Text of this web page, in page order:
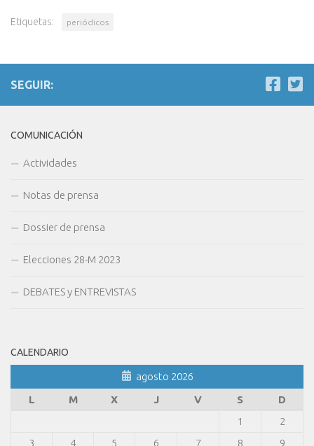
Etiquetas: periódicos
SEGUIR:
COMUNICACIÓN
Actividades
Notas de prensa
Dossier de prensa
Elecciones 28-M 2023
DEBATES y ENTREVISTAS
CALENDARIO
agosto 2026
L
M X J V S
D
1
2
3
4 5 6 7 8
9